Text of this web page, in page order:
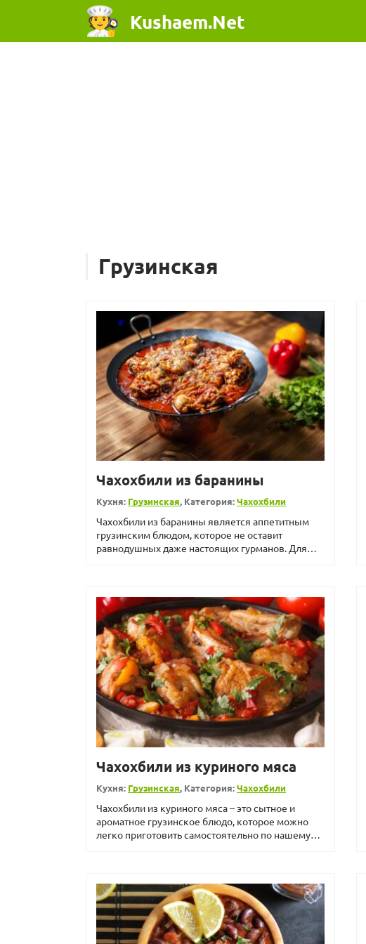
Kushaem.Net
Грузинская
Чахохбили из баранины
Кухня: Грузинская, Категория:Чахохбили
Чахохбили из баранины является аппетитным
грузинским блюдом, которое не оставит
равнодушных даже настоящих гурманов. Для
Чахохбили из куриного мяса
Кухня: Грузинская, Категория:Чахохбили
Чахохбили из куриного мяса – это сытное и
ароматное грузинское блюдо, которое можно
легко приготовить самостоятельно по нашему